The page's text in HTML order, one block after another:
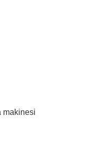
makinesi